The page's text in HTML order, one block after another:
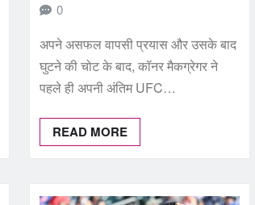
0
अपने असफल वापसी प्रयास और उसके बाद
घुटने की चोट के बाद, कॉनर मैकग्रेगर ने
पहले ही अपनी अंतिम UFC…
READ MORE